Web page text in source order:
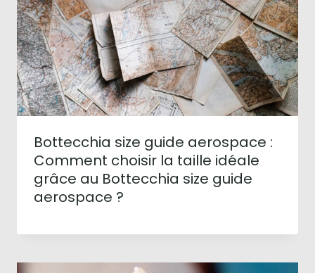
Bottecchia size guide aerospace :
Comment choisir la taille idéale
grâce au Bottecchia size guide
aerospace ?